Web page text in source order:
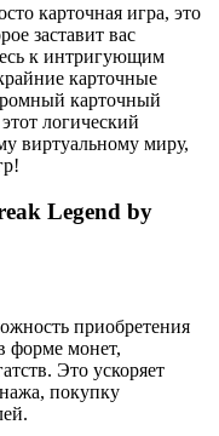
карточная игра, это
заставит вас
к интригующим
карточные
карточный
логический
виртуальному миру,
Legend by
приобретения
форме монет,
Это ускоряет
покупку